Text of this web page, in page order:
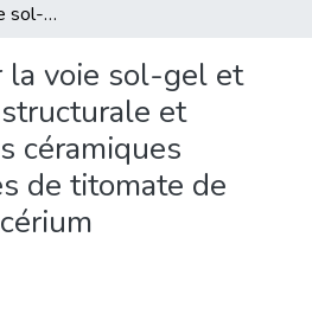
Elaboration par la voie sol-gel et caractérisation structurale et diélectrique des céramiques feeroélectriques de titomate de plomb dopi au cérium
la voie sol-gel et
et
céramiques
de titomate de